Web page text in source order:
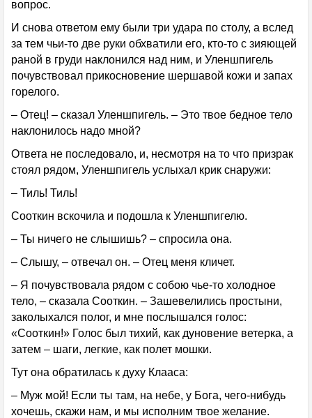
вопрос.
И снова ответом ему были три удара по столу, а вслед
за тем чьи-то две руки обхватили его, кто-то с зияющей
раной в груди наклонился над ним, и Уленшпигель
почувствовал прикосновение шершавой кожи и запах
горелого.
– Отец! – сказал Уленшпигель. – Это твое бедное тело
наклонилось надо мной?
Ответа не последовало, и, несмотря на то что призрак
стоял рядом, Уленшпигель услыхал крик снаружи:
– Тиль! Тиль!
Сооткин вскочила и подошла к Уленшпигелю.
– Ты ничего не слышишь? – спросила она.
– Слышу, – отвечал он. – Отец меня кличет.
– Я почувствовала рядом с собою чье-то холодное
тело, – сказала Сооткин. – Зашевелились простыни,
заколыхался полог, и мне послышался голос:
«Сооткин!» Голос был тихий, как дуновение ветерка, а
затем – шаги, легкие, как полет мошки.
Тут она обратилась к духу Клааса:
– Муж мой! Если ты там, на небе, у Бога, чего-нибудь
хочешь, скажи нам, и мы исполним твое желание.